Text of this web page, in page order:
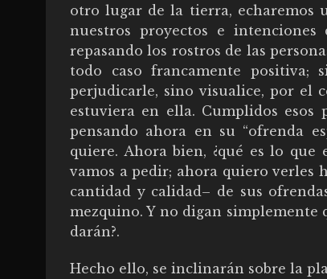
otro lugar de la tierra, echaremos
nuestros proyectos e
repasando los rostros de las
todo caso francamente
perjudicarle, sino visualice, por el
estuviera en ella. Cumplidos esos
pensando ahora en su “ofrenda
quiere. Ahora bien, ¿qué es lo
vamos a pedir; ahora quiero verles
cantidad y calidad– de sus
mezquino. Y no digan simplemente
darán?.
Hecho ello, se inclinarán sobre la